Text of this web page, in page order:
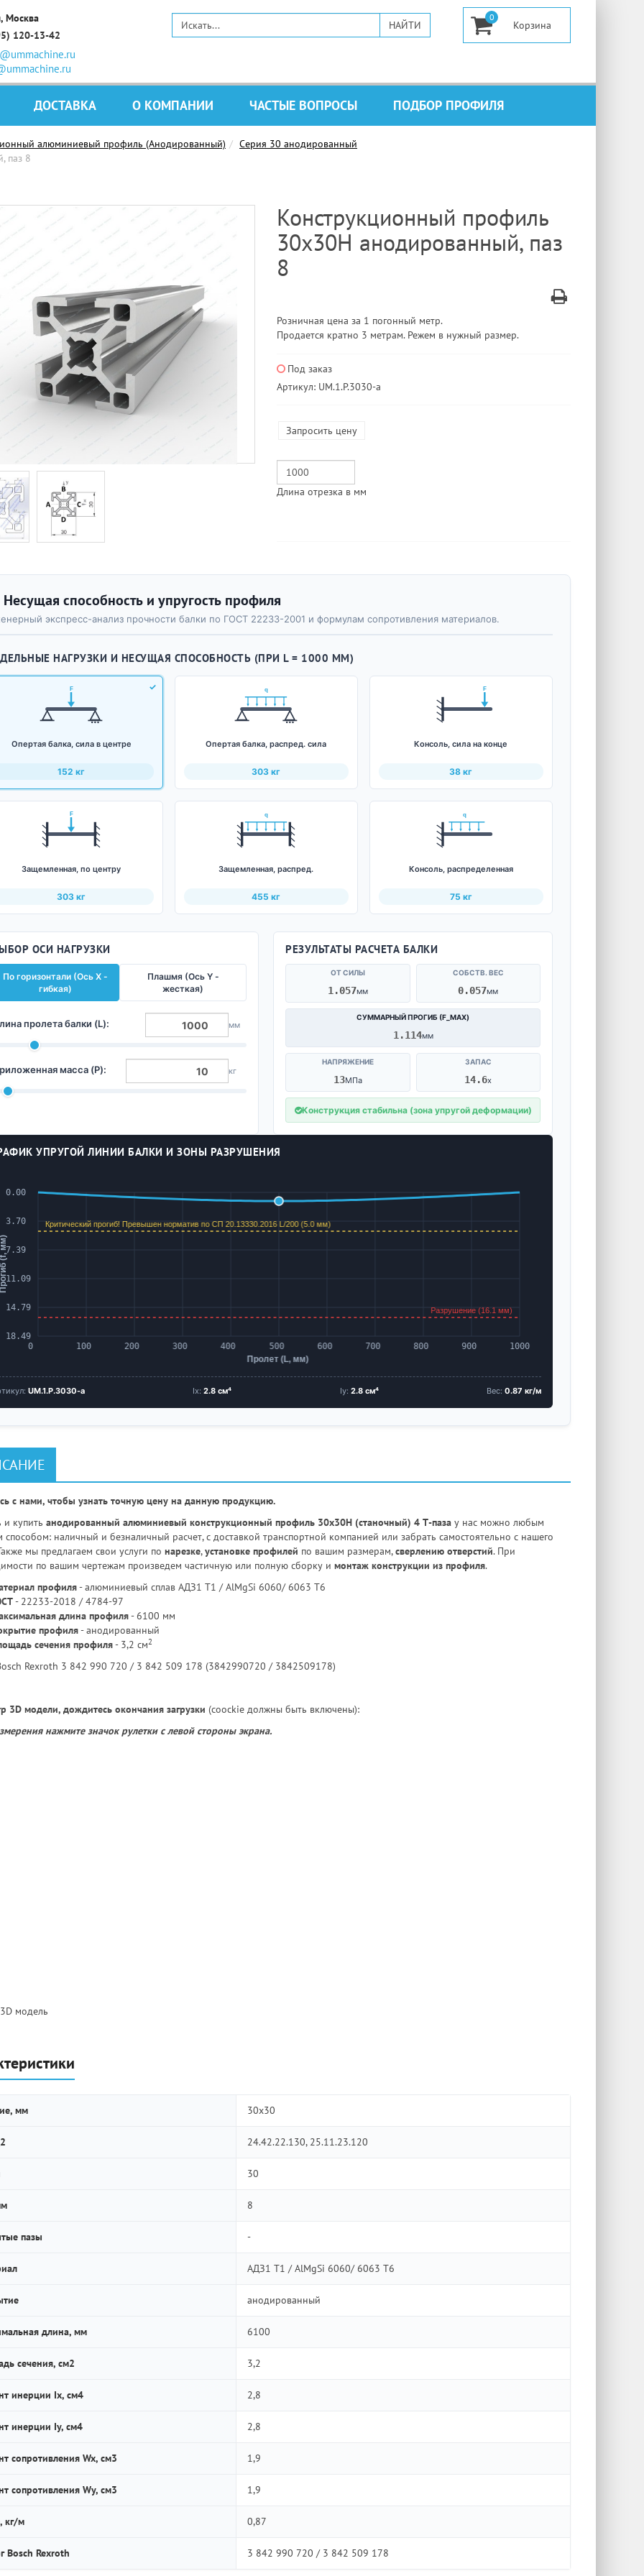
Москва
120-13-42
0
ДОСТАВКА О КОМПАНИИ ЧАСТЫЕ ВОПРОСЫ ПОДБОР ПРОФИЛЯ
алюминиевый профиль (Анодированный)
Серия 30 анодированный
паз 8
Конструкционный профиль
30х30H анодированный, паз
8
Розничная цена за 1 погонный метр.
Продается кратно 3 метрам. Режем в нужный размер.
Под заказ
Артикул: UM.1.P.3030-a
Запросить цену
Длина отрезка в мм
Несущая способность и упругость профиля
экспресс-анализ прочности балки по ГОСТ 22233-2001 и формулам сопротивления материалов.
НАГРУЗКИ И НЕСУЩАЯ СПОСОБНОСТЬ (ПРИ L = 1000 ММ)
F
Опертая балка, сила в центре
152 кг
q
Опертая балка, распред. сила
303 кг
F
Консоль, сила на конце
38 кг
F
Защемленная, по центру
303 кг
q
Защемленная, распред.
455 кг
q
Консоль, распределенная
75 кг
ОСИ НАГРУЗКИ
По горизонтали (Ось X -
гибкая)
Плашмя (Ось Y -
жесткая)
пролета балки (L): мм
масса (P): кг
РЕЗУЛЬТАТЫ РАСЧЕТА БАЛКИ
ОТ СИЛЫ
1.057мм
СОБСТВ. ВЕС
0.057мм
СУММАРНЫЙ ПРОГИБ (F_MAX)
1.114мм
НАПРЯЖЕНИЕ
13МПа
ЗАПАС
14.6x
Конструкция стабильна (зона упругой деформации)
УПРУГОЙ ЛИНИИ БАЛКИ И ЗОНЫ РАЗРУШЕНИЯ
UM.1.P.3030-a Ix: 2.8 см⁴ Iy: 2.8 см⁴ Вес: 0.87 кг/м
с нами, чтобы узнать точную цену на данную продукцию.
и купить анодированный алюминиевый конструкционный профиль 30х30H (станочный) 4 Т-пазау нас можно любым
наличный и безналичный расчет, с доставкой транспортной компанией или забрать самостоятельно с нашего
мы предлагаем свои услуги по нарезке,установке профилей по вашим размерам,сверлению отверстий. При
по вашим чертежам произведем частичную или полную сборку и монтаж конструкции из профиля.
профиля- алюминиевый сплав АДЗ1 Т1 / AlMgSi 6060/ 6063 Т6
- 22233-2018 / 4784-97
длина профиля- 6100 мм
профиля- анодированный
сечения профиля- 3,2 см2
Rexroth 3 842 990 720 / 3 842 509 178 (3842990720 / 3842509178)
3D модели, дождитесь окончания загрузки (coockie должны быть включены):
нажмите значок рулетки с левой стороны экрана.
модель
мм 30х30
24.42.22.130, 25.11.23.120
30
8
пазы -
АДЗ1 Т1 / AlMgSi 6060/ 6063 Т6
анодированный
длина, мм 6100
сечения, см2 3,2
инерции Ix, см4 2,8
инерции Iy, см4 2,8
сопротивления Wx, см3 1,9
сопротивления Wy, см3 1,9
кг/м 0,87
Bosch Rexroth 3 842 990 720 / 3 842 509 178